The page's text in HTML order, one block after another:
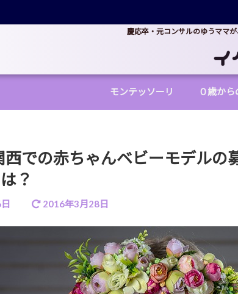
慶応卒・元コンサルのゆうママ
モンテッソーリ ０歳から
での赤ちゃんベビーモデルの
？
2016年3月28日